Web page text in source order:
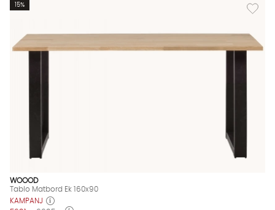
Lägg
15%
WOOOD
Tablo Matbord Ek 160x90
KAMPANJ